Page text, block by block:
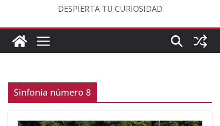
DESPIERTA TU CURIOSIDAD
Sinfonía número 8